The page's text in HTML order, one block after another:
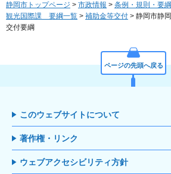
静岡市トップページ > 市政情報 > 条例・規則・要綱
観光国際課 要綱一覧 > 補助金等交付 > 静岡市静
交付要綱
ページの先頭へ戻る
このウェブサイトについて
著作権・リンク
ウェブアクセシビリティ方針